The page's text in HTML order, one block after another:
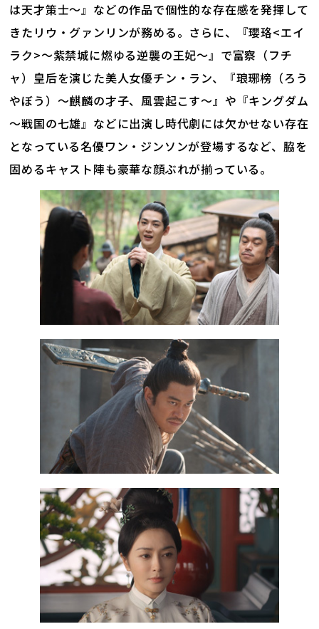
は天才策士～』などの作品で個性的な存在感を発揮して
きたリウ・グァンリンが務める。さらに、『瓔珞<エイ
ラク>〜紫禁城に燃ゆる逆襲の王妃〜』で富察（フチ
ャ）皇后を演じた美人女優チン・ラン、『琅琊榜（ろう
やぼう）～麒麟の才子、風雲起こす～』や『キングダム
～戦国の七雄』などに出演し時代劇には欠かせない存在
となっている名優ワン・ジンソンが登場するなど、脇を
固めるキャスト陣も豪華な顔ぶれが揃っている。